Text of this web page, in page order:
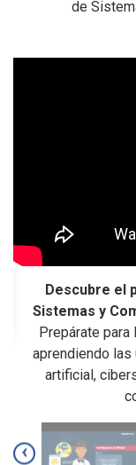
de
Descubre el
Sistemas y
Prepárate
aprendiendo
artificial,
‹